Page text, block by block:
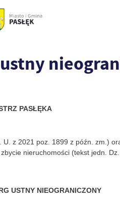
PASŁĘKA
z 2021 poz. 1899 z późn. zm.)
nieruchomości (tekst jedn.
USTNY NIEOGRANICZONY